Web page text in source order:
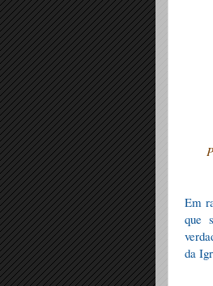
Em
que
da